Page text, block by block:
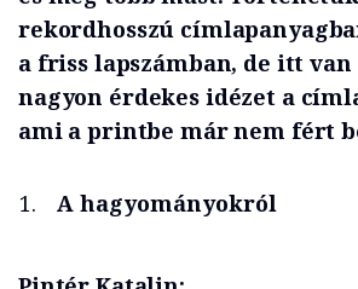
rekordhosszú
a friss lapszámban, de itt
nagyon érdekes idézet a
ami a printbe már nem fért
A hagyományokról